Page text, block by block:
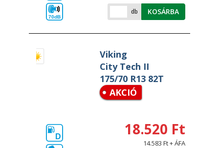
70dB
db KOSÁRBA
Viking
City Tech II
175/70 R13 82T
AKCIÓ
D 18.520 Ft
14.583 Ft + ÁFA